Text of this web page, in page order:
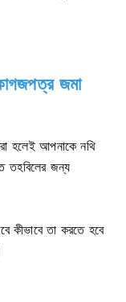
জমা
হলেই আপনাকে নথি
তহবিলের জন্য
কীভাবে তা করতে হবে